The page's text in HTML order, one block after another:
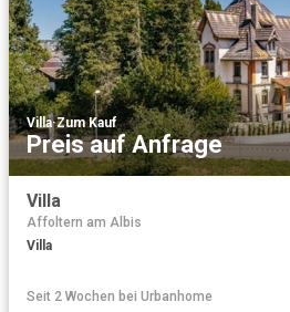
Villa·Zum Kauf
Preis auf Anfrage
Villa
Affoltern am Albis
Villa
Seit 2 Wochen bei Urbanhome